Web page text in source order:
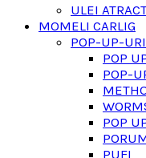
ULEI
MOMELI CARLIG
POP-UP-URI
POP
POP-
POP
PUFI